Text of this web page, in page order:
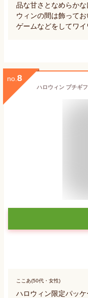
品な甘さとなめらか
ウィンの間は飾って
ゲームなどをしてワイ
no. 8
ここあ(50代・女性)
ハロウィン限定パッ